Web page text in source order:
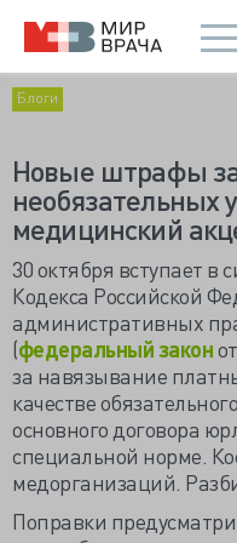
Блоги
Новые штрафы
необязательных
медицинский
30 октября вступает в
Кодекса Российской
административных
(федеральный закон
за навязывание
качестве
основного договора
специальной норме.
медорганизаций.
Поправки